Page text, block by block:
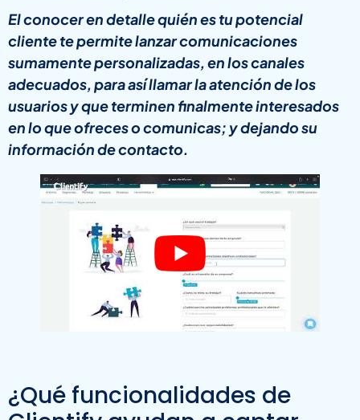
El conocer en detalle quién es tu potencial
cliente te permite lanzar comunicaciones
sumamente personalizadas, en los canales
adecuados, para así llamar la atención de los
usuarios y que terminen finalmente interesados
en lo que ofreces o comunicas; y dejando su
información de contacto.
¿Qué funcionalidades de